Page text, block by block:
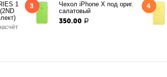
1
3
Чехол iPhone X под ориг.
салатовый
350.00 Р
4